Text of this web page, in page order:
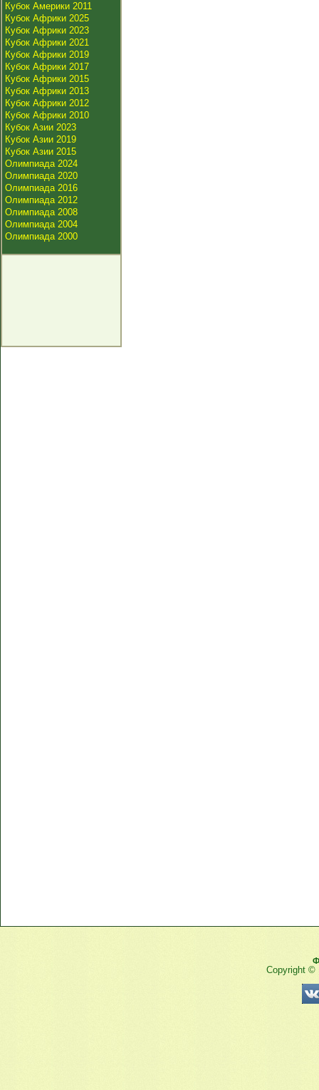
Кубок Америки 2011
Кубок Африки 2025
Кубок Африки 2023
Кубок Африки 2021
Кубок Африки 2019
Кубок Африки 2017
Кубок Африки 2015
Кубок Африки 2013
Кубок Африки 2012
Кубок Африки 2010
Кубок Азии 2023
Кубок Азии 2019
Кубок Азии 2015
Олимпиада 2024
Олимпиада 2020
Олимпиада 2016
Олимпиада 2012
Олимпиада 2008
Олимпиада 2004
Олимпиада 2000
Copyright ©